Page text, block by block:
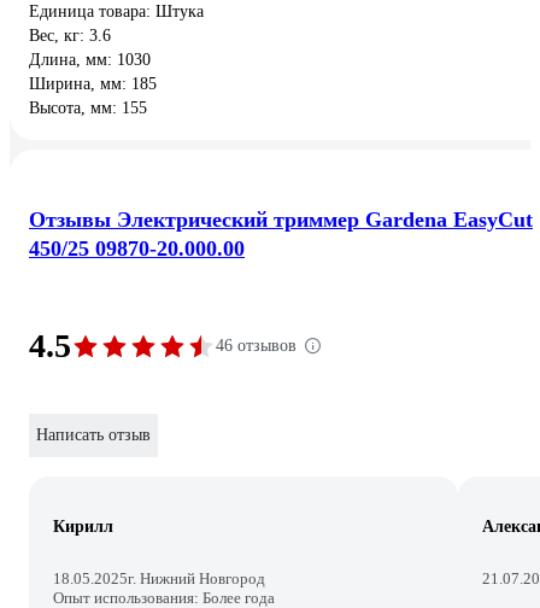
Единица товара: Штука
Вес, кг: 3.6
Длина, мм: 1030
Ширина, мм: 185
Высота, мм: 155
Отзывы Электрический триммер Gardena EasyCut
450/25 09870-20.000.00
4.5 46 отзывов
Написать отзыв
Кирилл
18.05.2025г. Нижний Новгород
Опыт использования: Более года